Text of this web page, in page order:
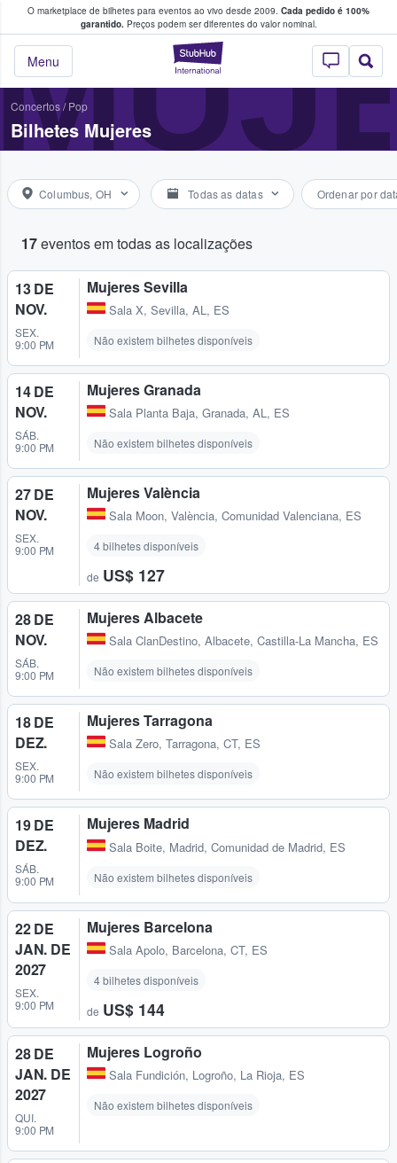
O marketplace de bilhetes para eventos ao vivo desde 2009. Cada pedido é 100%
garantido.Preços podem ser diferentes do valor nominal.
StubHub – onde
Menu
fãs compram e vendem bilhetes
Concertos/ Pop
Bilhetes Mujeres
Columbus, OH Todas as datas Ordenar por
17eventos em todas as localizações
13 DE
NOV.
SEX.
9:00 PM
Mujeres Sevilla
Sala X, Sevilla, AL, ES
Não existem bilhetes disponíveis
14 DE
NOV.
SÁB.
9:00 PM
Mujeres Granada
Sala Planta Baja, Granada, AL, ES
Não existem bilhetes disponíveis
27 DE
NOV.
SEX.
9:00 PM
Mujeres València
Sala Moon, València, Comunidad Valenciana, ES
4 bilhetes disponíveis
de US$ 127
28 DE
NOV.
SÁB.
9:00 PM
Mujeres Albacete
Sala ClanDestino, Albacete, Castilla-La Mancha, ES
Não existem bilhetes disponíveis
18 DE
DEZ.
SEX.
9:00 PM
Mujeres Tarragona
Sala Zero, Tarragona, CT, ES
Não existem bilhetes disponíveis
19 DE
DEZ.
SÁB.
9:00 PM
Mujeres Madrid
Sala Boite, Madrid, Comunidad de Madrid, ES
Não existem bilhetes disponíveis
22 DE
JAN. DE
2027
SEX.
9:00 PM
Mujeres Barcelona
Sala Apolo, Barcelona, CT, ES
4 bilhetes disponíveis
de US$ 144
28 DE
JAN. DE
2027
QUI.
9:00 PM
Mujeres Logroño
Sala Fundición, Logroño, La Rioja, ES
Não existem bilhetes disponíveis